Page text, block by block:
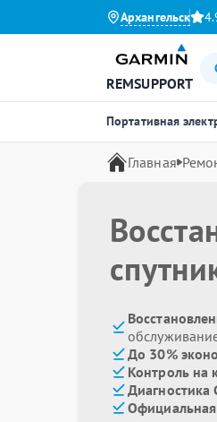
Архангельск
REMSUPPORT
Портативная
Главная
До 30%
Контроль на
Диагностика